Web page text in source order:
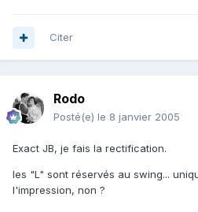
Citer
Rodo
Posté(e) le 8 janvier 2005
Exact JB, je fais la rectification.
les "L" sont réservés au swing...
l'impression, non ?